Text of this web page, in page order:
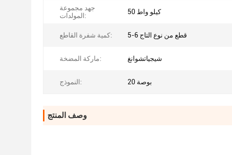
جهد مجموعة
المولدات:
50 كيلو واط
كمية شفرة القاطع: 5-6 قطع من نوع التاج
ماركة المضخة: شيجياتشوانغ
النموذج: 20 بوصة
وصف المنتج